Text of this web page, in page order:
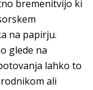
bremenitvijo ki
na papirju.
glede na
lahko to
ali